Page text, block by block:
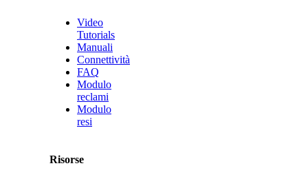
Video
Tutorials
Manuali
Connettività
FAQ
Modulo
reclami
Modulo
resi
Risorse